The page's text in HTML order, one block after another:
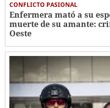
CONFLICTO PASIONAL
Enfermera mató a su
muerte de su amante:
Oeste